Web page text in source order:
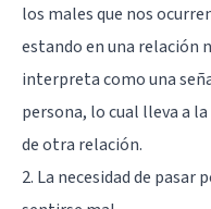
los males que nos
estando en una relación
interpreta como una
persona, lo cual lleva a
de otra relación.
2. La necesidad de pasar